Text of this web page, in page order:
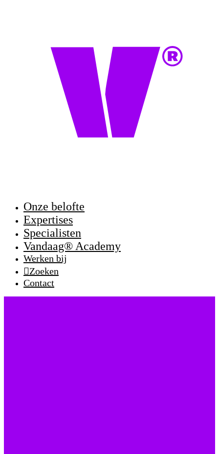
Onze belofte
Expertises
Specialisten
Vandaag® Academy
Werken bij
Zoeken
Contact